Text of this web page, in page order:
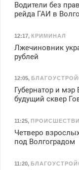
Водители без
рейда ГАИ в
12:17, КРИМИНАЛ
Лжечиновник
рублей
12:05,
Губернатор и
будущий сквер
11:25,
Четверо
под Волгоградом
11:20,